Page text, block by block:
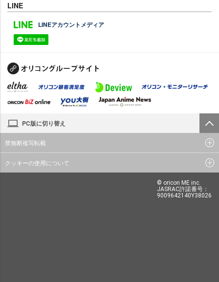
LINE
LINEアカウントメディア
PC版に切り替え
禁無断複写転載
クッキーの使用について
© oricon ME inc.
JASRAC許諾番号：
9009642140Y38026